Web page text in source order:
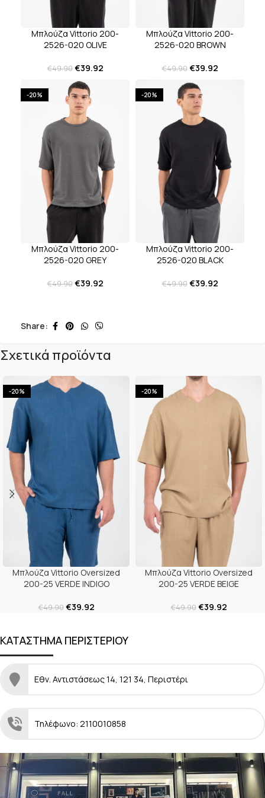
Μπλούζα Vittorio 200-
2526-020 OLIVE
€49.90 €39.92
Μπλούζα Vittorio 200-
2526-020 BROWN
€49.90 €39.92
-20%
Μπλούζα Vittorio 200-
2526-020 GREY
€49.90 €39.92
-20%
Μπλούζα Vittorio 200-
2526-020 BLACK
€49.90 €39.92
Share:
Σχετικά προϊόντα
-20%
Μπλούζα Vittorio Oversized
200-25 VERDE INDIGO
€49.90 €39.92
-20%
Μπλούζα Vittorio Oversized
200-25 VERDE BEIGE
€49.90 €39.92
ΚΑΤΑΣΤΗΜΑ ΠΕΡΙΣΤΕΡΙΟΥ
Εθν. Αντιστάσεως 14, 121 34, Περιστέρι
Τηλέφωνο: 2110010858